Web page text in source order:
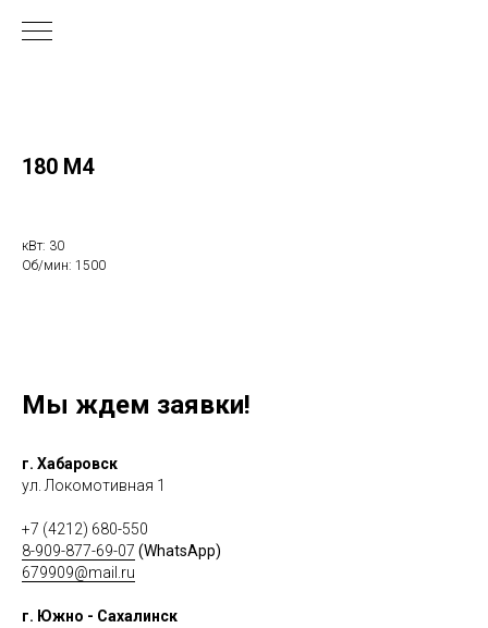
180 М4
кВт: 30
Об/мин: 1500
Мы ждем заявки!
г. Хабаровск
ул. Локомотивная 1
+7 (4212) 680-550
8-909-877-69-07 (WhatsApp)
679909@mail.ru
г. Южно - Сахалинск